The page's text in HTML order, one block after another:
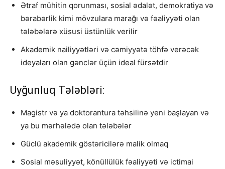
Ətraf mühitin qorunması, sosial ədalət, demokratiya və
bərabərlik kimi mövzulara marağı və fəaliyyəti olan
tələbələrə xüsusi üstünlük verilir
Akademik nailiyyətləri və cəmiyyətə töhfə verəcək
ideyaları olan gənclər üçün ideal fürsətdir
Uyğunluq Tələbləri:
Magistr və ya doktorantura təhsilinə yeni başlayan və
ya bu mərhələdə olan tələbələr
Güclü akademik göstəricilərə malik olmaq
Sosial məsuliyyət, könüllülük fəaliyyəti və ictimai